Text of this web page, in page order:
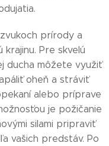
prírody a
Pre skvelú
ducha môžete využiť
oheň a stráviť
alebo príprave
je požičanie
silami pripraviť
vašich predstáv. Po